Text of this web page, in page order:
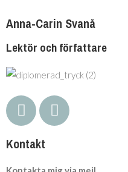
Anna-Carin Svanå
Lektör och författare
Kontakt